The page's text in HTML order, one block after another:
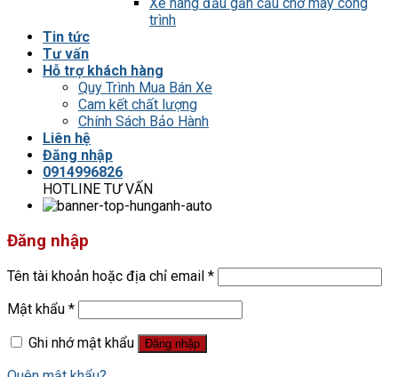
Xe nâng đầu gắn cẩu chở máy công
trình
Tin tức
Tư vấn
Hỗ trợ khách hàng
Quy Trình Mua Bán Xe
Cam kết chất lượng
Chính Sách Bảo Hành
Liên hệ
Đăng nhập
0914996826
HOTLINE TƯ VẤN
Đăng nhập
Tên tài khoản hoặc địa chỉ email *
Mật khẩu *
Ghi nhớ mật khẩu
Đăng nhập